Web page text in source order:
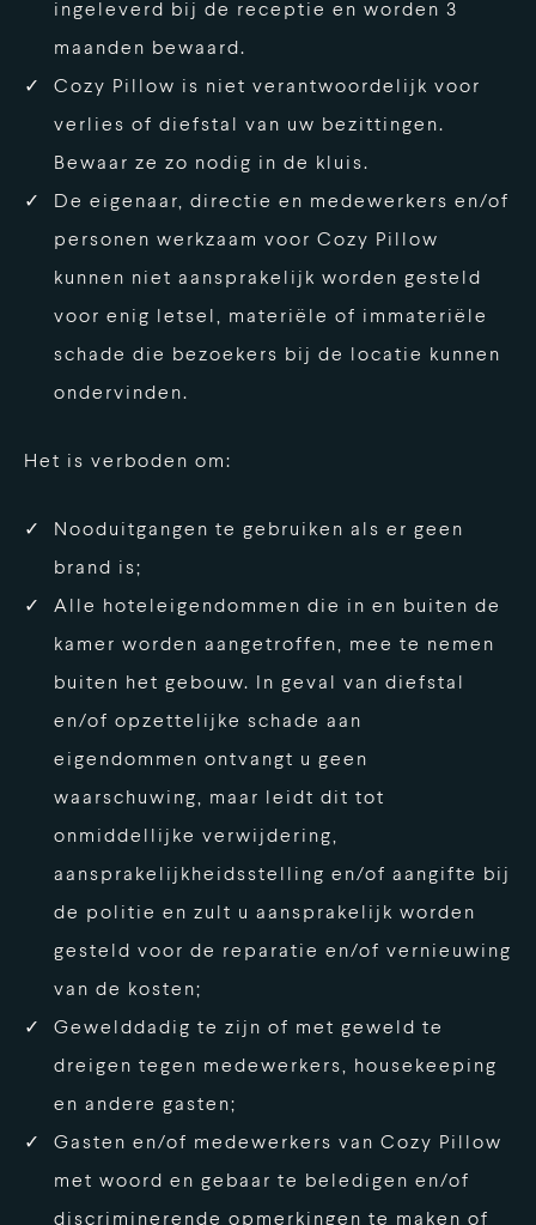
ingeleverd bij de receptie en worden 3
maanden bewaard.
Cozy Pillow is niet verantwoordelijk voor
verlies of diefstal van uw bezittingen.
Bewaar ze zo nodig in de kluis.
De eigenaar, directie en medewerkers en/of
personen werkzaam voor Cozy Pillow
kunnen niet aansprakelijk worden gesteld
voor enig letsel, materiële of immateriële
schade die bezoekers bij de locatie kunnen
ondervinden.
Het is verboden om:
Nooduitgangen te gebruiken als er geen
brand is;
Alle hoteleigendommen die in en buiten de
kamer worden aangetroffen, mee te nemen
buiten het gebouw. In geval van diefstal
en/of opzettelijke schade aan
eigendommen ontvangt u geen
waarschuwing, maar leidt dit tot
onmiddellijke verwijdering,
aansprakelijkheidsstelling en/of aangifte bij
de politie en zult u aansprakelijk worden
gesteld voor de reparatie en/of vernieuwing
van de kosten;
Gewelddadig te zijn of met geweld te
dreigen tegen medewerkers, housekeeping
en andere gasten;
Gasten en/of medewerkers van Cozy Pillow
met woord en gebaar te beledigen en/of
discriminerende opmerkingen te maken of